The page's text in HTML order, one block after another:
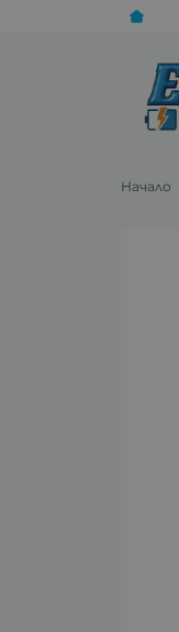
Начало